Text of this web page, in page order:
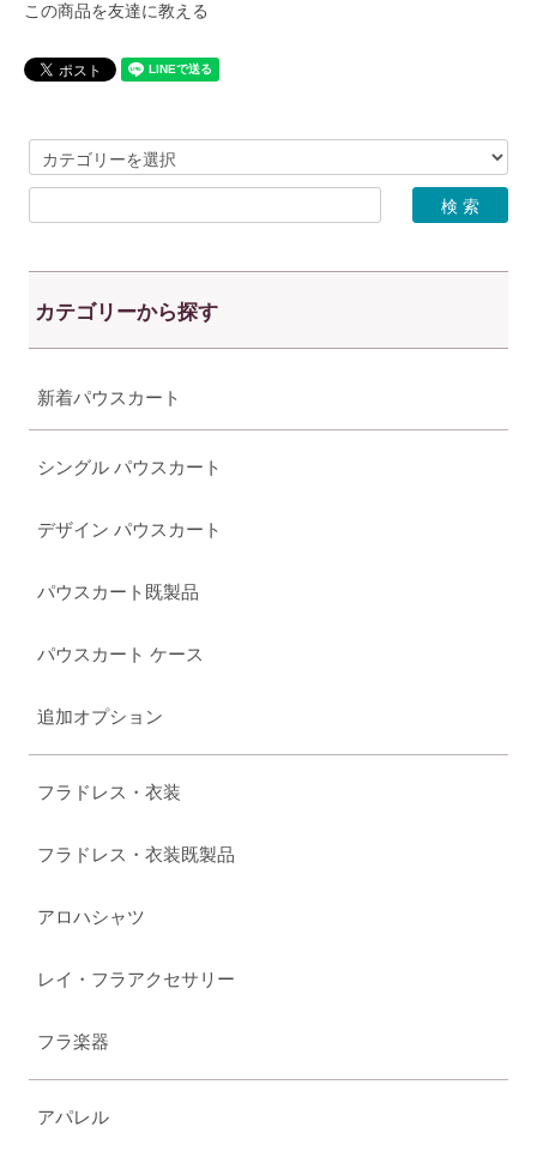
この商品を友達に教える
カテゴリーから探す
新着パウスカート
シングル パウスカート
デザイン パウスカート
パウスカート既製品
パウスカート ケース
追加オプション
フラドレス・衣装
フラドレス・衣装既製品
アロハシャツ
レイ・フラアクセサリー
フラ楽器
アパレル